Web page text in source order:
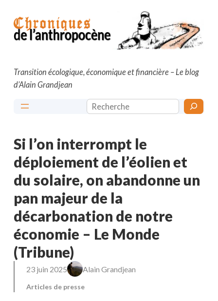
contenu
Transition écologique, économique et financière – Le blog
d’Alain Grandjean
Rechercher
Si l’on interrompt le
déploiement de l’éolien et
du solaire, on abandonne un
pan majeur de la
décarbonation de notre
économie – Le Monde
(Tribune)
23 juin 2025 Alain Grandjean
Articles de presse